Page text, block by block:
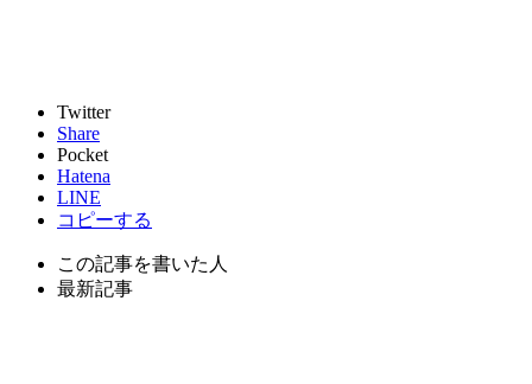
Twitter
Share
Pocket
Hatena
LINE
コピーする
この記事を書いた人
最新記事